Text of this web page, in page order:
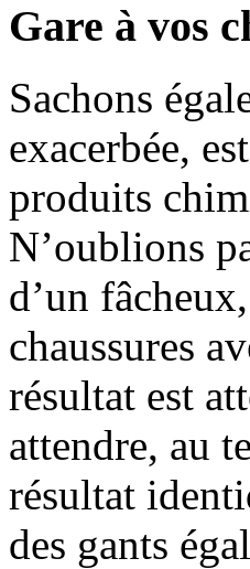
Gare à vos
Sachons
exacerbée,
produits
N’oublions
d’un
chaussures
résultat est
attendre, au
résultat
des gants